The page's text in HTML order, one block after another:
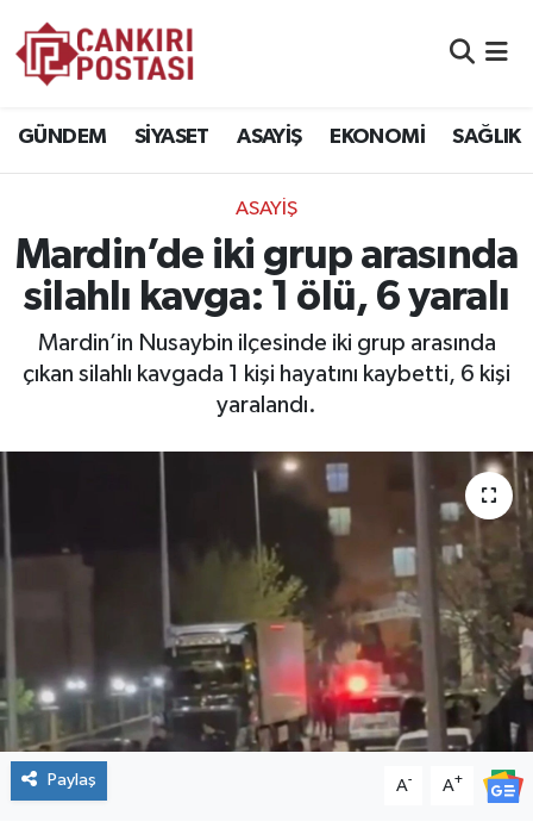
GÜNDEM SİYASET ASAYİŞ EKONOMİ SAĞLIK
ASAYİŞ
Mardin’de iki grup arasında
silahlı kavga: 1 ölü, 6 yaralı
Mardin’in Nusaybin ilçesinde iki grup arasında
çıkan silahlı kavgada 1 kişi hayatını kaybetti, 6 kişi
yaralandı.
Paylaş A- A+
EKONOMİ
SAĞLIK
EĞİTİM
RESMİ İLANLAR
KÜLTÜR
Trafik Durumu
Süper Lig Puan Durumu ve Fikstür
Son Dakika Haberleri
Haber Arşivi